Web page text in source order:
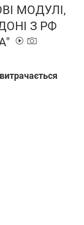
МОДУЛІ,
З РФ